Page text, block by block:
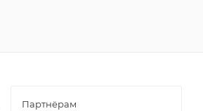
Партнёрам